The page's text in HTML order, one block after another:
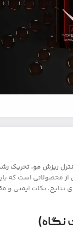
ریزش مو،تحریک
از محصولاتی است که
نتایج، نکات
نگاه)